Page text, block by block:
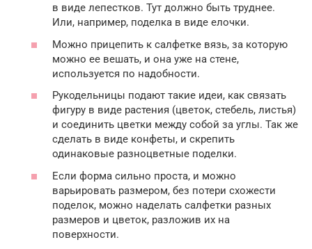
в виде лепестков. Тут должно быть труднее.
Или, например, поделка в виде елочки.
Можно прицепить к салфетке вязь, за которую
можно ее вешать, и она уже на стене,
используется по надобности.
Рукодельницы подают такие идеи, как связать
фигуру в виде растения (цветок, стебель, листья)
и соединить цветки между собой за углы. Так же
сделать в виде конфеты, и скрепить
одинаковые разноцветные поделки.
Если форма сильно проста, и можно
варьировать размером, без потери схожести
поделок, можно наделать салфетки разных
размеров и цветок, разложив их на
поверхности.